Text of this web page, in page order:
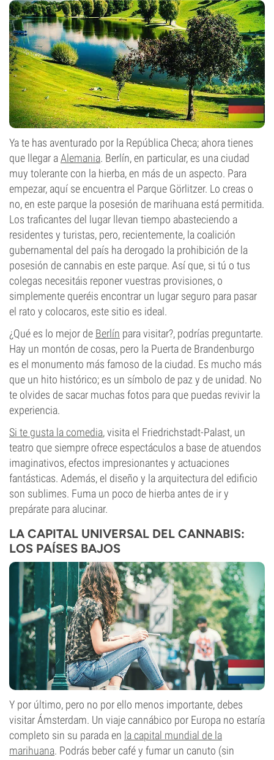
Ya te has aventurado por la República Checa; ahora tienes
que llegar aAlemania. Berlín, en particular, es una ciudad
muy tolerante con la hierba, en más de un aspecto. Para
empezar, aquí se encuentra el Parque Görlitzer. Lo creas o
no, en este parque la posesión de marihuana está permitida.
Los traficantes del lugar llevan tiempo abasteciendo a
residentes y turistas, pero, recientemente, la coalición
gubernamental del país ha derogado la prohibición de la
posesión de cannabis en este parque. Así que, si tú o tus
colegas necesitáis reponer vuestras provisiones, o
simplemente queréis encontrar un lugar seguro para pasar
el rato y colocaros, este sitio es ideal.
¿Qué es lo mejor de Berlín para visitar?, podrías preguntarte.
Hay un montón de cosas, pero la Puerta de Brandenburgo
es el monumento más famoso de la ciudad. Es mucho más
que un hito histórico; es un símbolo de paz y de unidad. No
te olvides de sacar muchas fotos para que puedas revivir la
experiencia.
Si te gusta la comedia, visita el Friedrichstadt-Palast, un
teatro que siempre ofrece espectáculos a base de atuendos
imaginativos, efectos impresionantes y actuaciones
fantásticas. Además, el diseño y la arquitectura del edificio
son sublimes. Fuma un poco de hierba antes de ir y
prepárate para alucinar.
LA CAPITAL UNIVERSAL DEL CANNABIS:
LOS PAÍSES BAJOS
Y por último, pero no por ello menos importante, debes
visitar Ámsterdam. Un viaje cannábico por Europa no estaría
completo sin su parada en la capital mundial de la
marihuana. Podrás beber café y fumar un canuto (sin